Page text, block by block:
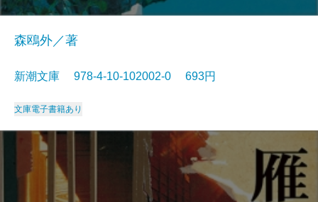
森鴎外／著
新潮文庫 978-4-10-102002-0 693円
文庫電子書籍あり